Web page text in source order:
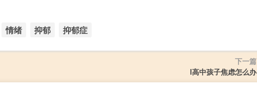
情绪 抑郁 抑郁症
下一篇
l高中孩子焦虑怎么办